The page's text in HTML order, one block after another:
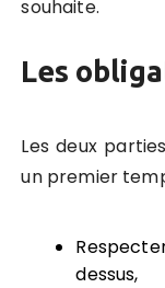
souhaite.
Les
Les deux
un premier
dessus,